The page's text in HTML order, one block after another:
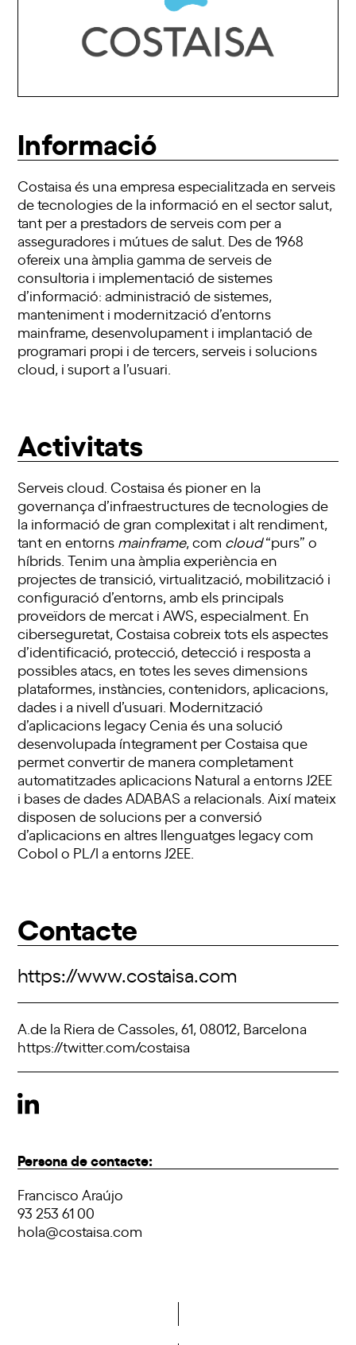
Informació
Costaisa és una empresa especialitzada en serveis
de tecnologies de la informació en el sector salut,
tant per a prestadors de serveis com per a
asseguradores i mútues de salut. Des de 1968
ofereix una àmplia gamma de serveis de
consultoria i implementació de sistemes
d’informació: administració de sistemes,
manteniment i modernització d’entorns
mainframe, desenvolupament i implantació de
programari propi i de tercers, serveis i solucions
cloud, i suport a l’usuari.
Activitats
Serveis cloud. Costaisa és pioner en la
governança d’infraestructures de tecnologies de
la informació de gran complexitat i alt rendiment,
tant en entorns mainframe, com cloud“purs” o
híbrids. Tenim una àmplia experiència en
projectes de transició, virtualització, mobilització i
configuració d’entorns, amb els principals
proveïdors de mercat i AWS, especialment. En
ciberseguretat, Costaisa cobreix tots els aspectes
d’identificació, protecció, detecció i resposta a
possibles atacs, en totes les seves dimensions
plataformes, instàncies, contenidors, aplicacions,
dades i a nivell d’usuari. Modernització
d’aplicacions legacy Cenia és una solució
desenvolupada íntegrament per Costaisa que
permet convertir de manera completament
automatitzades aplicacions Natural a entorns J2EE
i bases de dades ADABAS a relacionals. Així mateix
disposen de solucions per a conversió
d’aplicacions en altres llenguatges legacy com
Cobol o PL/I a entorns J2EE.
Contacte
https://www.costaisa.com
A.de la Riera de Cassoles, 61, 08012, Barcelona
https://twitter.com/costaisa
Persona de contacte:
Francisco Araújo
93 253 61 00
hola@costaisa.com